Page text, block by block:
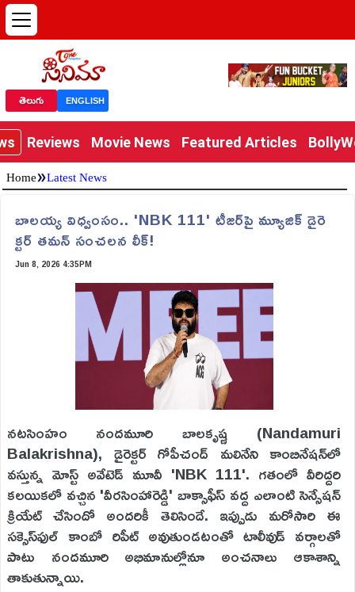
తెలుగు ENGLISH
Reviews Movie News Featured Articles
Home»Latest News
బాలయ్య విధ్వంసం.. 'NBK 111' టీజర్‌పై మ్యూజిక్ డైరె
క్టర్ తమన్ సంచలన లీక్!
Jun 8, 2026 4:35PM
నటసింహం నందమూరి బాలకృష్ణ (Nandamuri
Balakrishna), డైరెక్టర్ గోపీచంద్ మలినేని కాంబినేషన్‌లో
వస్తున్న మోస్ట్ అవేటెడ్ మూవీ 'NBK 111'. గతంలో వీరిద్దరి
కలయికలో వచ్చిన 'వీరసింహారెడ్డి' బాక్సాఫీస్ వద్ద ఎలాంటి సెన్సేషన్
క్రియేట్ చేసిందో అందరికీ తెలిసిందే. ఇప్పుడు మరోసారి ఈ
సక్సెస్‌ఫుల్ కాంబో రిపీట్ అవుతుండటంతో టాలీవుడ్ వర్గాలతో
పాటు నందమూరి అభిమానుల్లోనూ అంచనాలు ఆకాశాన్ని
తాకుతున్నాయి.